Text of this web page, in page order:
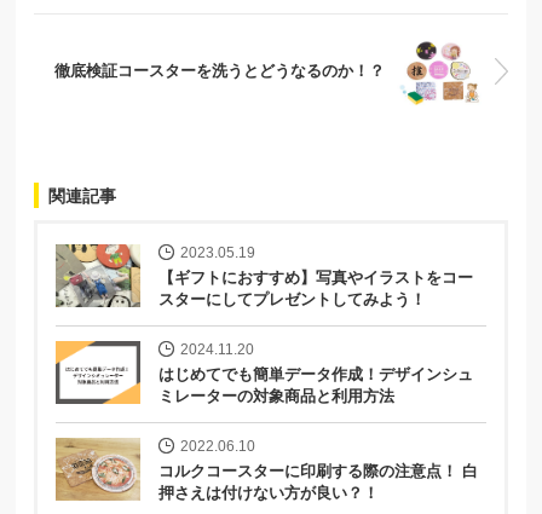
徹底検証コースターを洗うとどうなるのか！？
関連記事
2023.05.19
【ギフトにおすすめ】写真やイラストをコー
スターにしてプレゼントしてみよう！
2024.11.20
はじめてでも簡単データ作成！デザインシュ
ミレーターの対象商品と利用方法
2022.06.10
コルクコースターに印刷する際の注意点！ 白
押さえは付けない方が良い？！